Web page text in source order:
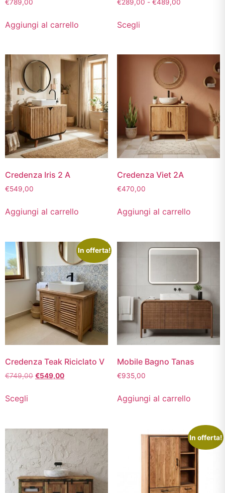
€789,00
Aggiungi al carrello
€289,00 - €489,00
Scegli
Credenza Iris 2 A
€549,00
Aggiungi al carrello
Credenza Viet 2A
€470,00
Aggiungi al carrello
In offerta!
Credenza Teak Riciclato V
€749,00 €549,00
Scegli
Mobile Bagno Tanas
€935,00
Aggiungi al carrello
In offerta!